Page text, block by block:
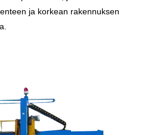
ja korkean rakennuksen